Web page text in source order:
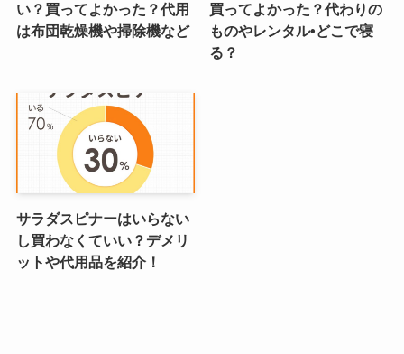
い？買ってよかった？代用
は布団乾燥機や掃除機など
買ってよかった？代わりの
ものやレンタル•どこで寝
る？
サラダスピナーはいらない
し買わなくていい？デメリ
ットや代用品を紹介！